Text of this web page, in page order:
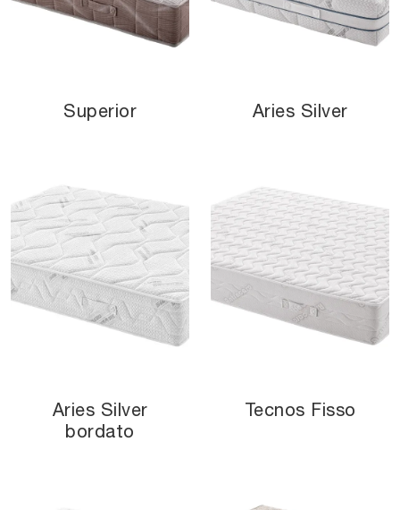
Superior Aries Silver
Aries Silver
bordato
Tecnos Fisso